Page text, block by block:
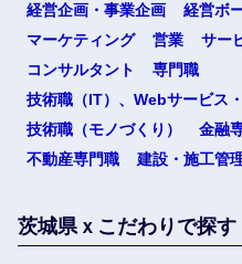
海外
経営企画・事業企画 経営ボ
マーケティング
営業 サー
コンサルタント
専門職
技術職（IT）、Webサービス
技術職（モノづくり）
金融
不動産専門職
建設・施工管
茨城県ｘこだわりで探す